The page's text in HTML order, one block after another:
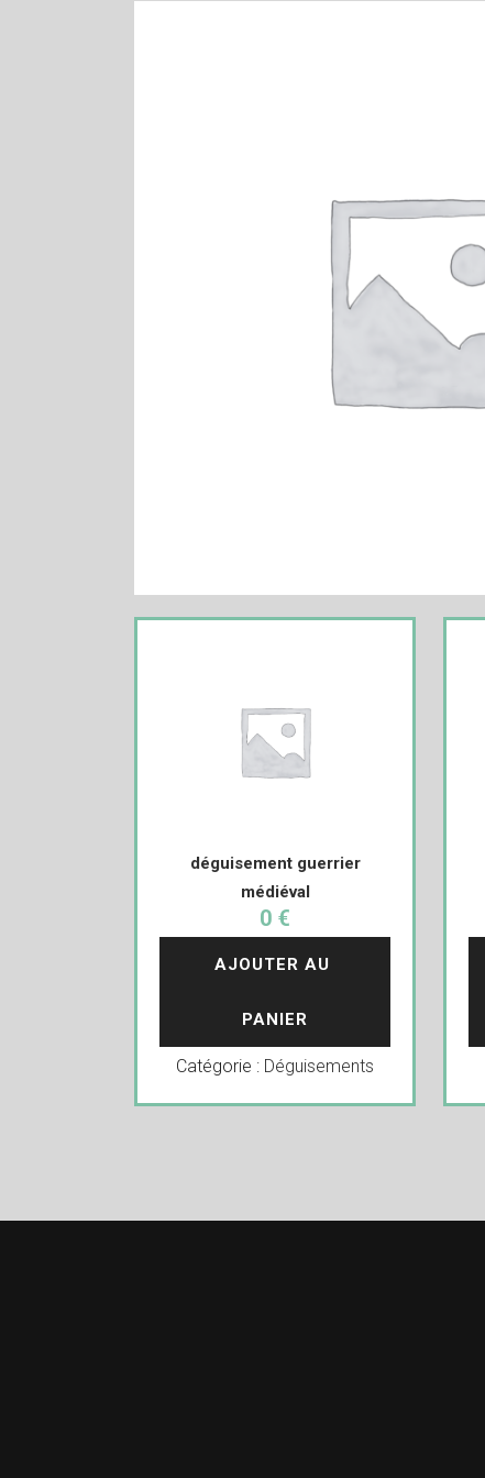
déguisement guerrier
médiéval
0 €
AJOUTER AU
PANIER
Catégorie : Déguisements